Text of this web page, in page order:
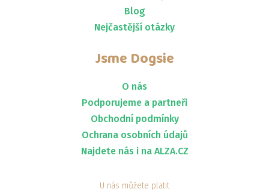
Blog
Nejčastější otázky
Jsme Dogsie
O nás
Podporujeme a partneři
Obchodní podmínky
Ochrana osobních údajů
Najdete nás i na ALZA.CZ
U nás můžete platit